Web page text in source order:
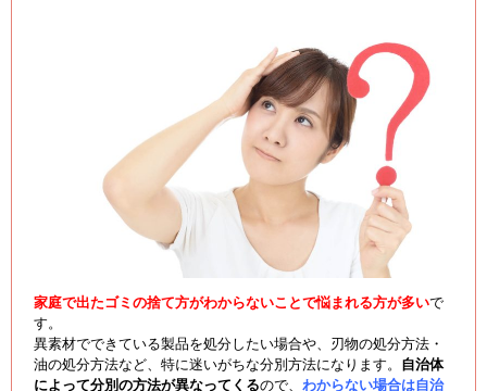
家庭で出たゴミの捨て方がわからないことで悩まれる方が多いで
す。
異素材でできている製品を処分したい場合や、刃物の処分方法・
油の処分方法など、特に迷いがちな分別方法になります。 自治体
によって分別の方法が異なってくるので、 わからない場合は自治